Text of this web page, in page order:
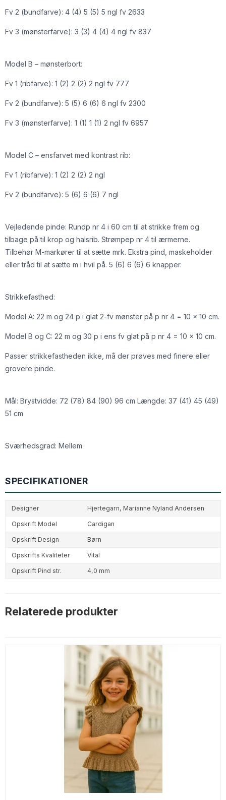
Fv 2 (bundfarve): 4 (4) 5 (5) 5 ngl fv 2633
Fv 3 (mønsterfarve): 3 (3) 4 (4) 4 ngl fv 837
Model B – mønsterbort:
Fv 1 (ribfarve): 1 (2) 2 (2) 2 ngl fv 777
Fv 2 (bundfarve): 5 (5) 6 (6) 6 ngl fv 2300
Fv 3 (mønsterfarve): 1 (1) 1 (1) 2 ngl fv 6957
Model C – ensfarvet med kontrast rib:
Fv 1 (ribfarve): 1 (2) 2 (2) 2 ngl
Fv 2 (bundfarve): 5 (6) 6 (6) 7 ngl
Vejledende pinde: Rundp nr 4 i 60 cm til at strikke frem og
tilbage på til krop og halsrib. Strømpep nr 4 til ærmerne.
Tilbehør M-markører til at sætte mrk. Ekstra pind, maskeholder
eller tråd til at sætte m i hvil på. 5 (6) 6 (6) 6 knapper.
Strikkefasthed:
Model A: 22 m og 24 p i glat 2-fv mønster på p nr 4 = 10 x 10 cm.
Model B og C: 22 m og 30 p i ens fv glat på p nr 4 = 10 x 10 cm.
Passer strikkefastheden ikke, må der prøves med finere eller
grovere pinde.
Mål: Brystvidde: 72 (78) 84 (90) 96 cm Længde: 37 (41) 45 (49)
51 cm
Sværhedsgrad: Mellem
SPECIFIKATIONER
Designer Hjertegarn,Marianne Nyland Andersen
Opskrift Model Cardigan
Opskrift Design Børn
Opskrifts Kvaliteter Vital
Opskrift Pind str. 4,0 mm
Relaterede produkter